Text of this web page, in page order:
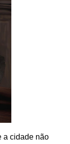
a cidade não